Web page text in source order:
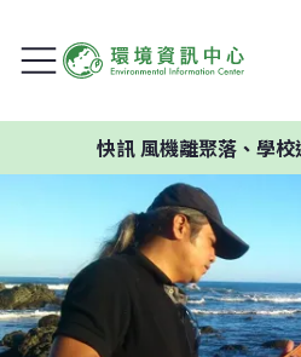
風機離聚落、學校過近